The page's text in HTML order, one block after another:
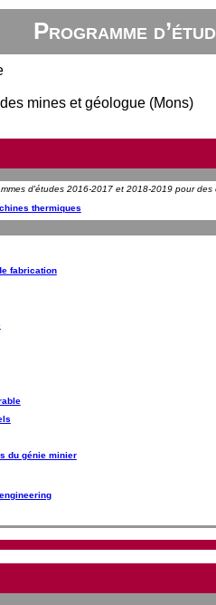
Programme
mines et géologue (Mons)
d'études 2016-2017 et 2018-2019 pour
thermiques
fabrication
du génie minier